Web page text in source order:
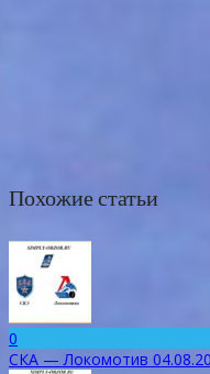
Похожие статьи
0
СКА — Локомотив